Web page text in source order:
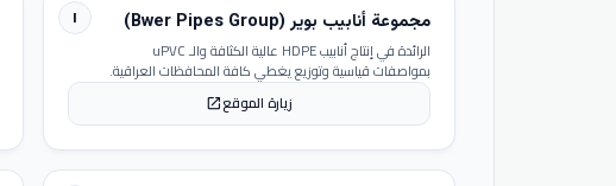
١ مجموعة أنابيب بوير (Bwer Pipes Group)
الرائدة في إنتاج أنابيب HDPE عالية الكثافة والـ uPVC
بمواصفات قياسية وتوزيع يغطي كافة المحافظات العراقية.
زيارة الموقعopen_in_new